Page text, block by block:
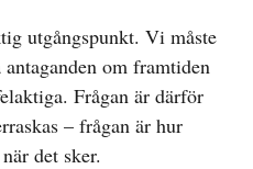
utgångspunkt. Vi måste
om framtiden
Frågan är därför
– frågan är hur
det sker.